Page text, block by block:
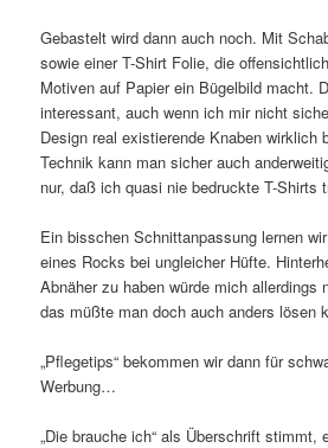
Gebastelt wird dann auch noch. Mit
sowie einer T-Shirt Folie, die
Motiven auf Papier ein Bügelbild macht.
interessant, auch wenn ich mir nicht
Design real existierende Knaben wirklich
Technik kann man sicher auch
nur, daß ich quasi nie bedruckte T-Shirts
Ein bisschen Schnittanpassung lernen
eines Rocks bei ungleicher Hüfte.
Abnäher zu haben würde mich allerdings
das müßte man doch auch anders lösen
„Pflegetips“ bekommen wir dann für
Werbung…
„Die brauche ich“ als Überschrift stimmt,